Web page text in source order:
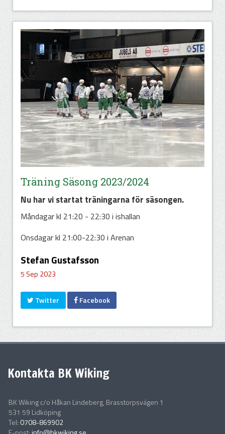
Träning Säsong 2023/2024
Nu har vi startat träningarna för säsongen.
Måndagar kl 21:20 - 22:30 i ishallan
Onsdagar kl 21:00-22:30 i Arenan
Stefan Gustafsson
5 Sep 2023
Twitter Facebook
Kontakta BK Wiking
BK Wiking c/o Håkan Lindeberg, Brasstorpsvägen 1
531 59 Lidköping
Tel: 0708-869902